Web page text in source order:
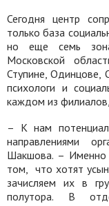
Сегодня центр
только база
но еще семь
Московской
Ступине, Одинцове,
психологи и
каждом из филиалов,
– К нам
направлениями
Шакшова. – Именно
том, что хотят
зачисляем их в
полутора. В